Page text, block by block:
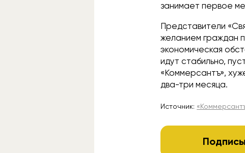
занимает первое
Представители
желанием граждан
экономическая
идут стабильно,
«Коммерсантъ»,
два-три месяца.
Источник: